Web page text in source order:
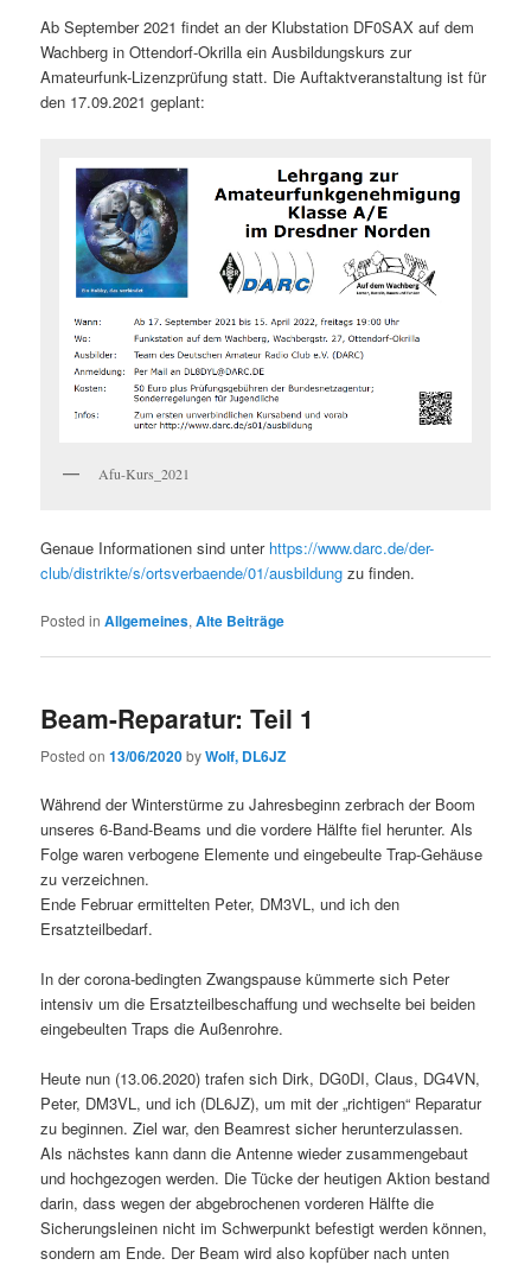
Ab September 2021 findet an der Klubstation DF0SAX auf dem
Wachberg in Ottendorf-Okrilla ein Ausbildungskurs zur
Amateurfunk-Lizenzprüfung statt. Die Auftaktveranstaltung ist für
den 17.09.2021 geplant:
Afu-Kurs_2021
Genaue Informationen sind unter https://www.darc.de/der-
club/distrikte/s/ortsverbaende/01/ausbildung zu finden.
Posted in Allgemeines,Alte Beiträge
Beam-Reparatur: Teil 1
Posted on13/06/2020byWolf, DL6JZ
Während der Winterstürme zu Jahresbeginn zerbrach der Boom
unseres 6-Band-Beams und die vordere Hälfte fiel herunter. Als
Folge waren verbogene Elemente und eingebeulte Trap-Gehäuse
zu verzeichnen.
Ende Februar ermittelten Peter, DM3VL, und ich den
Ersatzteilbedarf.
In der corona-bedingten Zwangspause kümmerte sich Peter
intensiv um die Ersatzteilbeschaffung und wechselte bei beiden
eingebeulten Traps die Außenrohre.
Heute nun (13.06.2020) trafen sich Dirk, DG0DI, Claus, DG4VN,
Peter, DM3VL, und ich (DL6JZ), um mit der „richtigen“ Reparatur
zu beginnen. Ziel war, den Beamrest sicher herunterzulassen.
Als nächstes kann dann die Antenne wieder zusammengebaut
und hochgezogen werden. Die Tücke der heutigen Aktion bestand
darin, dass wegen der abgebrochenen vorderen Hälfte die
Sicherungsleinen nicht im Schwerpunkt befestigt werden können,
sondern am Ende. Der Beam wird also kopfüber nach unten